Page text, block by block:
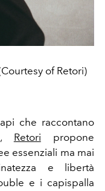
of Retori)
che raccontano
Retori propone
essenziali ma mai
e libertà
e i capispalla